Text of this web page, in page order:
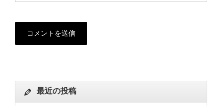
最近の投稿